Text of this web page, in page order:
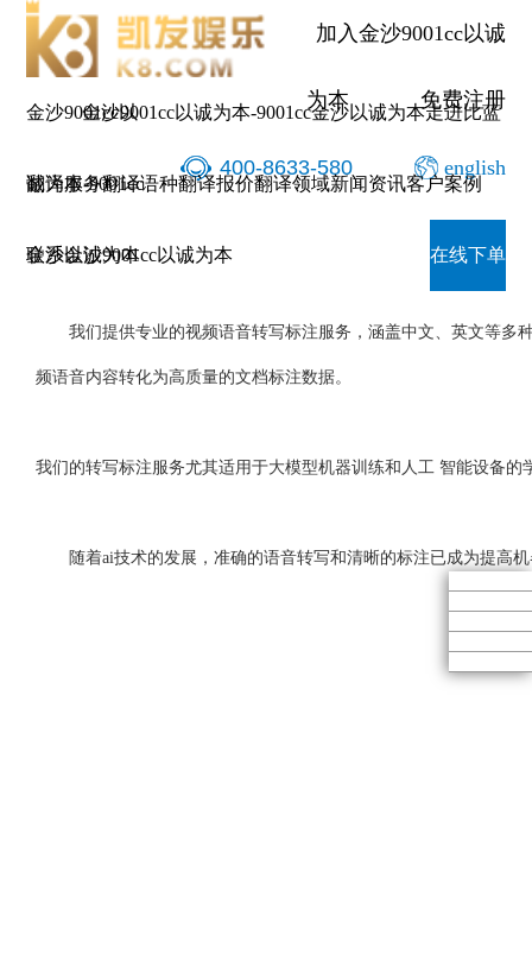
加入金沙9001cc以诚
为本 免费注册
400-8633-580 english
金沙9001cc以
诚为本-9001cc
金沙以诚为本
金沙9001cc以诚为本-9001cc金沙以诚为本走进比蓝
翻译服务翻译语种翻译报价翻译领域新闻资讯客户案例
联系金沙9001cc以诚为本 在线下单
专业
专业的视频语音转写标注服务
我们提供专业的视频语音转写标注服务，涵盖中文、英文等多种
频语音内容转化为高质量的文档标注数据。
我们的转写标注服务尤其适用于大模型机器训练和人工 智能设备的
随着ai技术的发展，准确的语音转写和清晰的标注已成为提高机